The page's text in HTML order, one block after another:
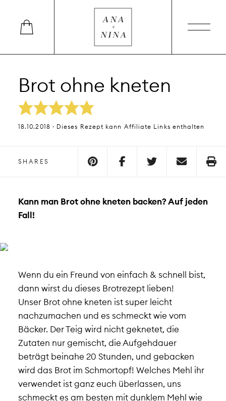
Brot ohne kneten
18.10.2018 · Dieses Rezept kann Affiliate Links enthalten
SHARES
Kann man Brot ohne kneten backen? Auf jeden
Fall!
Wenn du ein Freund von einfach & schnell bist,
dann wirst du dieses Brotrezept lieben!
Unser Brot ohne kneten ist super leicht
nachzumachen und es schmeckt wie vom
Bäcker. Der Teig wird nicht geknetet, die
Zutaten nur gemischt, die Aufgehdauer
beträgt beinahe 20 Stunden, und gebacken
wird das Brot im Schmortopf! Welches Mehl ihr
verwendet ist ganz euch überlassen, uns
schmeckt es am besten mit dunklem Mehl wie